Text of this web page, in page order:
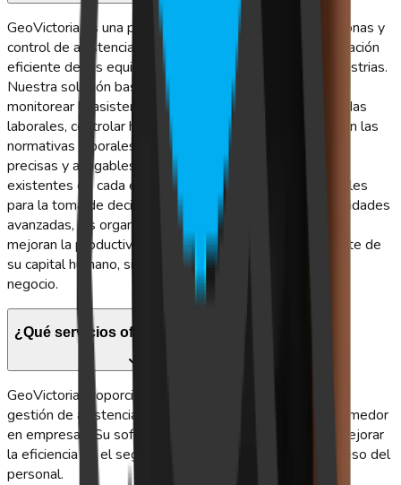
GeoVictoria es una plataforma líder en gestión de personas y
control de asistencia, diseñada para facilitar la administración
eficiente de los equipos de trabajo en todo tipo de industrias.
Nuestra solución basada en la nube permite registrar y
monitorear la asistencia en tiempo real, gestionar jornadas
laborales, controlar horas extras y cumplir fácilmente con las
normativas laborales. GeoVictoria ofrece herramientas
precisas y amigables que se integran con los sistemas
existentes de cada empresa, entregando datos confiables
para la toma de decisiones. Gracias a nuestras funcionalidades
avanzadas, las organizaciones optimizan sus procesos,
mejoran la productividad y aseguran una gestión eficiente de
su capital humano, sin importar el tamaño o el rubro del
negocio.
¿Qué servicios ofrece GeoVictoria?
GeoVictoria proporciona soluciones tecnológicas para la
gestión de asistencia, control de acceso y control de comedor
en empresas. Su software automatiza procesos para mejorar
la eficiencia en el seguimiento de horas laborales y acceso del
personal.